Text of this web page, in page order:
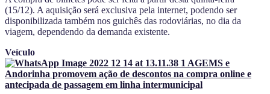
(15/12). A aquisição será exclusiva pela internet, podendo ser
disponibilizada também nos guichês das rodoviárias, no dia da
viagem, dependendo da demanda existente.
Veículo